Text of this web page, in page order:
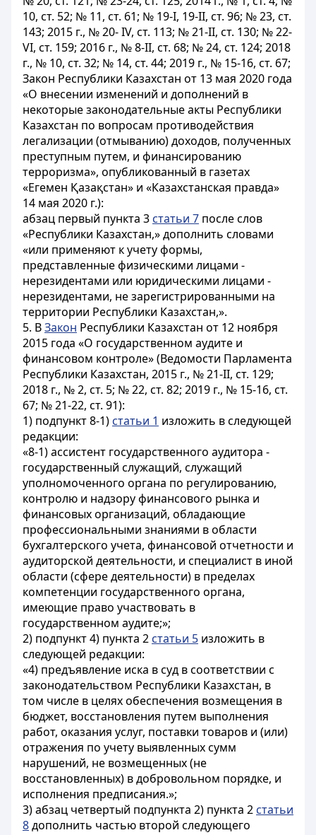
10, ст. 52; № 11, ст. 61; № 19-І, 19-II, ст. 96; № 23, ст.
143; 2015 г., № 20- IV, ст. 113; № 21-II, ст. 130; № 22-
VI, ст. 159; 2016 г., № 8-II, ст. 68; № 24, ст. 124; 2018
г., № 10, ст. 32; № 14, ст. 44; 2019 г., № 15-16, ст. 67;
Закон Республики Казахстан от 13 мая 2020 года
«О внесении изменений и дополнений в
некоторые законодательные акты Республики
Казахстан по вопросам противодействия
легализации (отмыванию) доходов, полученных
преступным путем, и финансированию
терроризма», опубликованный в газетах
«Егемен Қазақстан» и «Казахстанская правда»
14 мая 2020 г.):
абзац первый пункта 3 статьи 7 после слов
«Республики Казахстан,» дополнить словами
«или применяют к учету формы,
представленные физическими лицами -
нерезидентами или юридическими лицами -
нерезидентами, не зарегистрированными на
территории Республики Казахстан,».
5. ВЗакон Республики Казахстан от 12 ноября
2015 года «О государственном аудите и
финансовом контроле» (Ведомости Парламента
Республики Казахстан, 2015 г., № 21-II, ст. 129;
2018 г., № 2, ст. 5; № 22, ст. 82; 2019 г., № 15-16, ст.
67; № 21-22, ст. 91):
1) подпункт 8-1) статьи 1 изложить в следующей
редакции:
«8-1) ассистент государственного аудитора -
государственный служащий, служащий
уполномоченного органа по регулированию,
контролю и надзору финансового рынка и
финансовых организаций, обладающие
профессиональными знаниями в области
бухгалтерского учета, финансовой отчетности и
аудиторской деятельности, и специалист в иной
области (сфере деятельности) в пределах
компетенции государственного органа,
имеющие право участвовать в
государственном аудите;»;
2) подпункт 4) пункта 2 статьи 5 изложить в
следующей редакции:
«4) предъявление иска в суд в соответствии с
законодательством Республики Казахстан, в
том числе в целях обеспечения возмещения в
бюджет, восстановления путем выполнения
работ, оказания услуг, поставки товаров и (или)
отражения по учету выявленных сумм
нарушений, не возмещенных (не
восстановленных) в добровольном порядке, и
исполнения предписания.»;
3) абзац четвертый подпункта 2) пункта 2 статьи
8дополнить частью второй следующего